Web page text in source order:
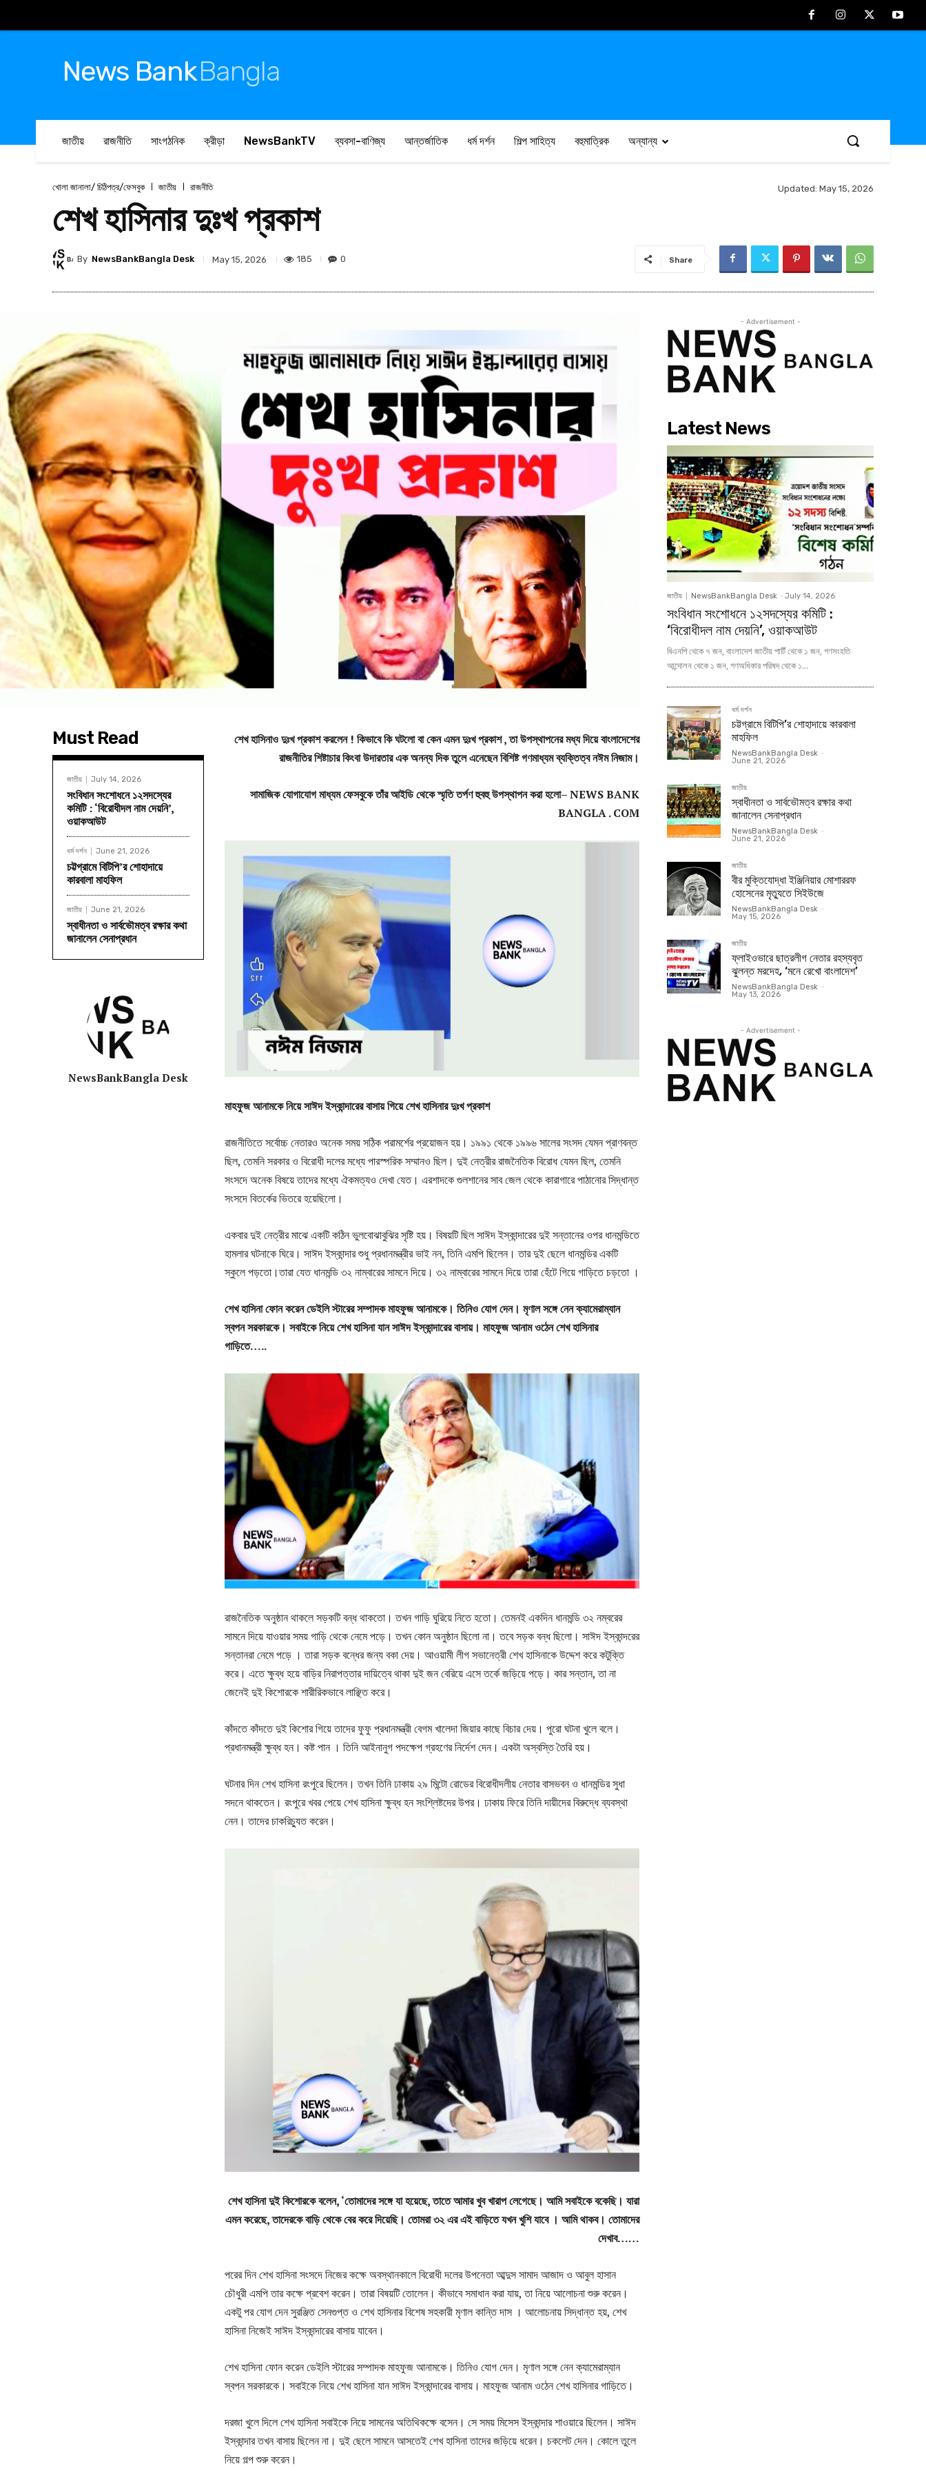
News BankBangla
জাতীয় রাজনীতি সাংগঠনিক ক্রীড়া NewsBankTV ব্যবসা-বাণিজ্য আন্তর্জাতিক ধর্ম দর্শন শিল্প সাহিত্য বহুমাত্রিক অন্যান্য
খোলা জানালা/ চিঠিপত্র/ফেসবুক জাতীয় রাজনীতি Updated: May 15, 2026
শেখ হাসিনার দুঃখ প্রকাশ
By NewsBankBangla Desk May 15, 2026 185 0 Share
Must Read
জাতীয় July 14, 2026
সংবিধান সংশোধনে ১২সদস্যের
কমিটি : ‘বিরোধীদল নাম দেয়নি’,
ওয়াকআউট
ধর্ম দর্শন June 21, 2026
চট্টগ্রামে বিটিপি’র শোহাদায়ে
কারবালা মাহফিল
জাতীয় June 21, 2026
স্বাধীনতা ও সার্বভৌমত্ব রক্ষার কথা
জানালেন সেনাপ্রধান
NewsBankBangla Desk
শেখহাসিনাওদুঃখপ্রকাশকরলেন! কিভাবেকিঘটলোবাকেনএমনদুঃখপ্রকাশ,তাউপস্থাপনেরমধ্যদিয়েবাংলাদেশের
রাজনীতিরশিষ্টাচারকিংবাউদারতারএকঅনন্যদিকতুলেএনেছেনবিশিষ্টগণমাধ্যমব্যক্তিত্বনঈমনিজাম।
সামাজিকযোগাযোগমাধ্যমফেসবুকেতাঁরআইডিথেকেস্মৃতিতর্পণহুবহুউপস্থাপনকরাহলো–NEWS BANK
BANGLA . COM
মাহফুজ আনামকে নিয়ে সাঈদ ইস্কান্দারের বাসায় গিয়ে শেখ হাসিনার দুঃখ প্রকাশ
রাজনীতিতে সর্বোচ্চ নেতারও অনেক সময় সঠিক পরামর্শের প্রয়োজন হয়। ১৯৯১ থেকে ১৯৯৬ সালের সংসদ যেমন প্রাণবন্ত
ছিল, তেমনি সরকার ও বিরোধী দলের মধ্যে পারস্পরিক সম্মানও ছিল। দুই নেত্রীর রাজনৈতিক বিরোধ যেমন ছিল, তেমনি
সংসদে অনেক বিষয়ে তাদের মধ্যে ঐকমত্যও দেখা যেত। এরশাদকে গুলশানের সাব জেল থেকে কারাগারে পাঠানোর সিদ্ধান্ত
সংসদে বিতর্কের ভিতরে হয়েছিলো।
একবার দুই নেত্রীর মাঝে একটি কঠিন ভুলবোঝাবুঝির সৃষ্টি হয়। বিষয়টি ছিল সাঈদ ইস্কান্দারের দুই সন্তানের ওপর ধানমন্ডিতে
হামলার ঘটনাকে ঘিরে। সাঈদ ইস্কান্দার শুধু প্রধানমন্ত্রীর ভাই নন, তিনি এমপি ছিলেন। তার দুই ছেলে ধানমন্ডির একটি
স্কুলে পড়তো।তারা যেত ধানমন্ডি ৩২ নাম্বারের সামনে দিয়ে। ৩২ নাম্বারের সামনে দিয়ে তারা হেঁটে গিয়ে গাড়িতে চড়তো ।
শেখ হাসিনা ফোন করেন ডেইলি স্টারের সম্পাদক মাহফুজ আনামকে। তিনিও যোগ দেন। মৃণাল সঙ্গে নেন ক্যামেরাম্যান
স্বপন সরকারকে। সবাইকে নিয়ে শেখ হাসিনা যান সাঈদ ইস্কান্দারের বাসায়। মাহফুজ আনাম ওঠেন শেখ হাসিনার
গাড়িতে…..
রাজনৈতিক অনুষ্ঠান থাকলে সড়কটি বন্ধ থাকতো। তখন গাড়ি ঘুরিয়ে নিতে হতো। তেমনই একদিন ধানমন্ডি ৩২ নম্বরের
সামনে দিয়ে যাওয়ার সময় গাড়ি থেকে নেমে পড়ে। তখন কোন অনুষ্ঠান ছিলো না। তবে সড়ক বন্ধ ছিলো। সাঈদ ইস্কান্দরের
সন্তানরা নেমে পড়ে । তারা সড়ক বন্ধের জন্য বকা দেয়। আওয়ামী লীগ সভানেত্রী শেখ হাসিনাকে উদ্দেশ করে কটুক্তি
করে। এতে ক্ষুব্ধ হয়ে বাড়ির নিরাপত্তার দায়িত্বে থাকা দুই জন বেরিয়ে এসে তর্কে জড়িয়ে পড়ে। কার সন্তান, তা না
জেনেই দুই কিশোরকে শারীরিকভাবে লাঞ্ছিত করে।
কাঁদতে কাঁদতে দুই কিশোর গিয়ে তাদের ফুফু প্রধানমন্ত্রী বেগম খালেদা জিয়ার কাছে বিচার দেয়। পুরো ঘটনা খুলে বলে।
প্রধানমন্ত্রী ক্ষুব্ধ হন। কষ্ট পান । তিনি আইনানুগ পদক্ষেপ গ্রহণের নির্দেশ দেন। একটা অস্বস্তি তৈরি হয়।
ঘটনার দিন শেখ হাসিনা রংপুরে ছিলেন। তখন তিনি ঢাকায় ২৯ মিন্টো রোডের বিরোধীদলীয় নেতার বাসভবন ও ধানমন্ডির সুধা
সদনে থাকতেন। রংপুরে খবর পেয়ে শেখ হাসিনা ক্ষুব্ধ হন সংশ্লিষ্টদের উপর। ঢাকায় ফিরে তিনি দায়ীদের বিরুদ্ধে ব্যবস্থা
নেন। তাদের চাকরিচ্যুত করেন।
শেখ হাসিনা দুই কিশোরকে বলেন, ‘তোমাদের সঙ্গে যা হয়েছে, তাতে আমার খুব খারাপ লেগেছে। আমি সবাইকে বকেছি। যারা
এমন করেছে, তাদেরকে বাড়ি থেকে বের করে দিয়েছি। তোমরা ৩২ এর এই বাড়িতে যখন খুশি যাবে । আমি থাকব। তোমাদের
দেখাব……
পরের দিন শেখ হাসিনা সংসদে নিজের কক্ষে অবস্থানকালে বিরোধী দলের উপনেতা আব্দুস সামাদ আজাদ ও আবুল হাসান
চৌধুরী এমপি তার কক্ষে প্রবেশ করেন। তারা বিষয়টি তোলেন। কীভাবে সমাধান করা যায়, তা নিয়ে আলোচনা শুরু করেন।
একটু পর যোগ দেন সুরঞ্জিত সেনগুপ্ত ও শেখ হাসিনার বিশেষ সহকারী মৃণাল কান্তি দাস । আলোচনায় সিদ্ধান্ত হয়, শেখ
হাসিনা নিজেই সাঈদ ইস্কান্দারের বাসায় যাবেন।
শেখ হাসিনা ফোন করেন ডেইলি স্টারের সম্পাদক মাহফুজ আনামকে। তিনিও যোগ দেন। মৃণাল সঙ্গে নেন ক্যামেরাম্যান
স্বপন সরকারকে। সবাইকে নিয়ে শেখ হাসিনা যান সাঈদ ইস্কান্দারের বাসায়। মাহফুজ আনাম ওঠেন শেখ হাসিনার গাড়িতে।
দরজা খুলে দিলে শেখ হাসিনা সবাইকে নিয়ে সামনের অতিথিকক্ষে বসেন। সে সময় মিসেস ইস্কান্দার শাওয়ারে ছিলেন। সাঈদ
ইস্কান্দার তখন বাসায় ছিলেন না। দুই ছেলে সামনে আসতেই শেখ হাসিনা তাদের জড়িয়ে ধরেন। চকলেট দেন। কোলে তুলে
নিয়ে গল্প শুরু করেন।
- Advertisement -
Latest News
জাতীয় NewsBankBangla Desk - July 14, 2026
সংবিধান সংশোধনে ১২সদস্যের কমিটি :
‘বিরোধীদল নাম দেয়নি’, ওয়াকআউট
বিএনপি থেকে ৭ জন, বাংলাদেশ জাতীয় পার্টি থেকে ১ জন, গণসংহতি
আন্দোলন থেকে ১ জন, গণঅধিকার পরিষদ থেকে ১...
ধর্ম দর্শন
চট্টগ্রামে বিটিপি’র শোহাদায়ে কারবালা
মাহফিল
NewsBankBangla Desk -
June 21, 2026
জাতীয়
স্বাধীনতা ও সার্বভৌমত্ব রক্ষার কথা
জানালেন সেনাপ্রধান
NewsBankBangla Desk -
June 21, 2026
জাতীয়
বীর মুক্তিযোদ্ধা ইঞ্জিনিয়ার মোশাররফ
হোসেনের মৃত্যুতে সিইউজে
NewsBankBangla Desk -
May 15, 2026
জাতীয়
ফ্লাইওভারে ছাত্রলীগ নেতার রহস্যবৃত
ঝুলন্ত মরদেহ, ‘মনে রেখো বাংলাদেশ’
NewsBankBangla Desk -
May 13, 2026
- Advertisement -